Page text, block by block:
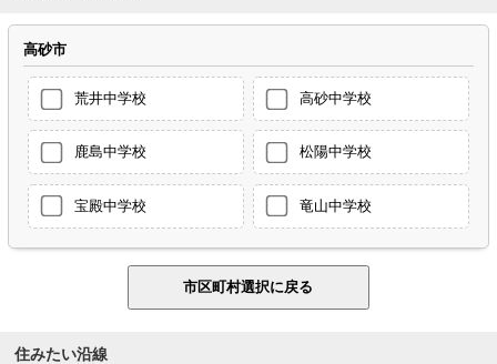
高砂市
荒井中学校 高砂中学校
鹿島中学校 松陽中学校
宝殿中学校 竜山中学校
住みたい沿線